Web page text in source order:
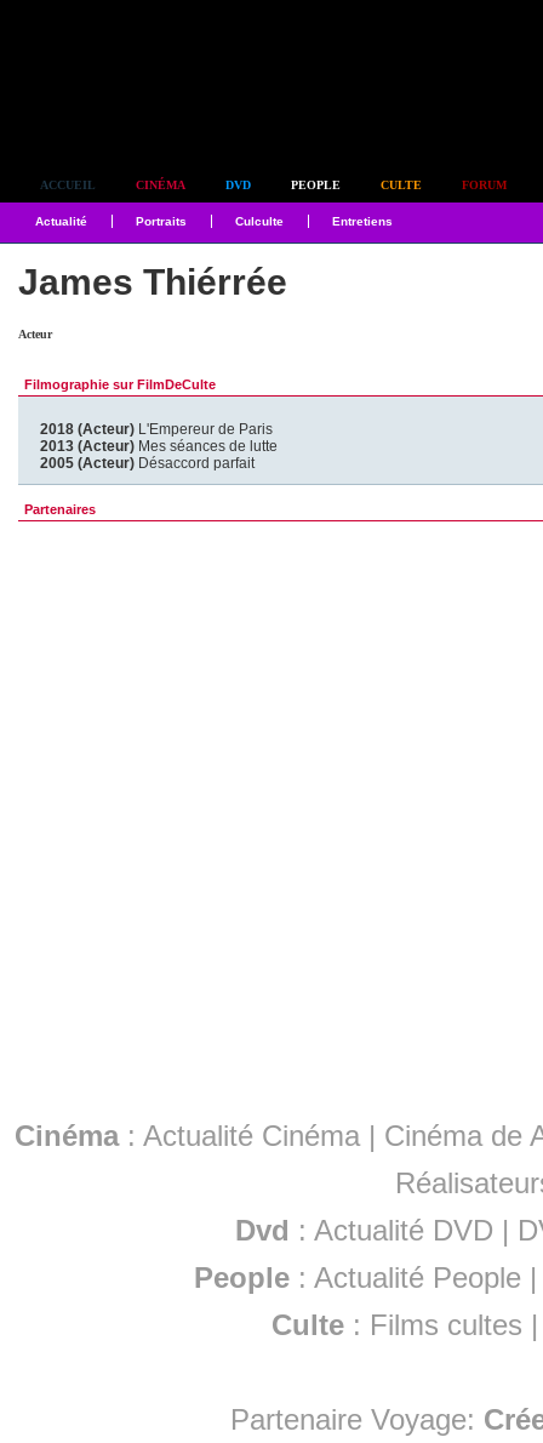
ACCUEIL CINÉMA DVD PEOPLE CULTE FORUM
Actualité Portraits Culculte Entretiens
James Thiérrée
Acteur
Filmographie sur FilmDeCulte
2018 (Acteur) L'Empereur de Paris
2013 (Acteur) Mes séances de lutte
2005 (Acteur) Désaccord parfait
Partenaires
Cinéma: Actualité Cinéma | Cinéma de
Dvd : Actualité DVD |
People :Actualité People
Culte : Films cultes
Partenaire Voyage: